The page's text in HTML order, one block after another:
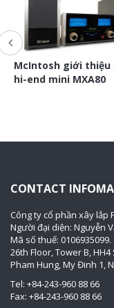
McIntosh giới thiệu
hi-end mini MXA80
CONTACT
Công ty cổ phần xây lắp
Người đại diện: Nguyễn
Mã số thuế: 0106935099.
26th Floor, Tower B,
Pham Hung, My Đinh 1,
Tel: +84-243-960 88 66
Fax: +84-243-960 88 66